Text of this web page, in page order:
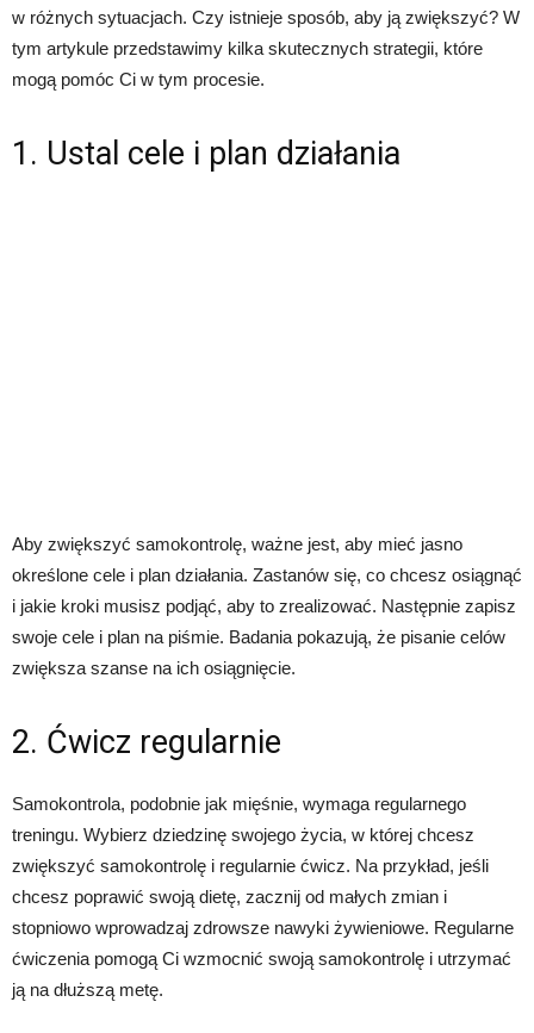
w różnych sytuacjach. Czy istnieje sposób, aby ją zwiększyć? W
tym artykule przedstawimy kilka skutecznych strategii, które
mogą pomóc Ci w tym procesie.
1. Ustal cele i plan działania
Aby zwiększyć samokontrolę, ważne jest, aby mieć jasno
określone cele i plan działania. Zastanów się, co chcesz osiągnąć
i jakie kroki musisz podjąć, aby to zrealizować. Następnie zapisz
swoje cele i plan na piśmie. Badania pokazują, że pisanie celów
zwiększa szanse na ich osiągnięcie.
2. Ćwicz regularnie
Samokontrola, podobnie jak mięśnie, wymaga regularnego
treningu. Wybierz dziedzinę swojego życia, w której chcesz
zwiększyć samokontrolę i regularnie ćwicz. Na przykład, jeśli
chcesz poprawić swoją dietę, zacznij od małych zmian i
stopniowo wprowadzaj zdrowsze nawyki żywieniowe. Regularne
ćwiczenia pomogą Ci wzmocnić swoją samokontrolę i utrzymać
ją na dłuższą metę.